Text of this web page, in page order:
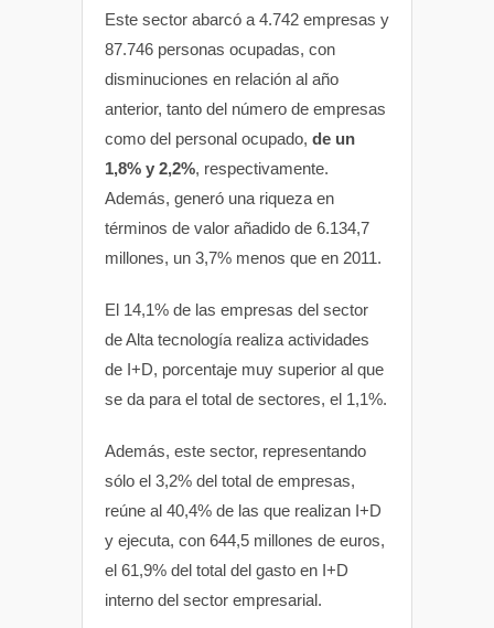
Este sector abarcó a 4.742 empresas y
87.746 personas ocupadas, con
disminuciones en relación al año
anterior, tanto del número de empresas
como del personal ocupado, de un
1,8% y 2,2%, respectivamente.
Además, generó una riqueza en
términos de valor añadido de 6.134,7
millones, un 3,7% menos que en 2011.
El 14,1% de las empresas del sector
de Alta tecnología realiza actividades
de I+D, porcentaje muy superior al que
se da para el total de sectores, el 1,1%.
Además, este sector, representando
sólo el 3,2% del total de empresas,
reúne al 40,4% de las que realizan I+D
y ejecuta, con 644,5 millones de euros,
el 61,9% del total del gasto en I+D
interno del sector empresarial.